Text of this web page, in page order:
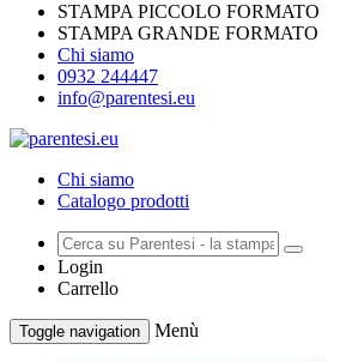
STAMPA PICCOLO FORMATO
STAMPA GRANDE FORMATO
Chi siamo
0932 244447
info@parentesi.eu
Chi siamo
Catalogo prodotti
Login
Carrello
Toggle navigation Menù